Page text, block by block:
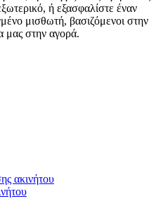
ή εξασφαλίστε έναν
μισθωτή, βασιζόμενοι στην
μας στην αγορά.
ακινήτου